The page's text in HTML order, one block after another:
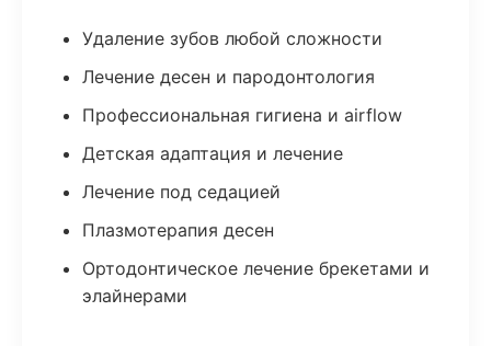
Удаление зубов любой сложности
Лечение десен и пародонтология
Профессиональная гигиена и airflow
Детская адаптация и лечение
Лечение под седацией
Плазмотерапия десен
Ортодонтическое лечение брекетами и
элайнерами